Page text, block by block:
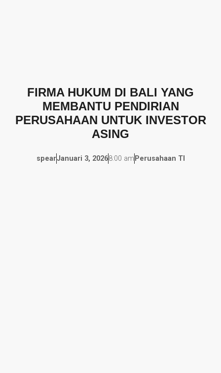
FIRMA HUKUM DI BALI YANG
MEMBANTU PENDIRIAN
PERUSAHAAN UNTUK INVESTOR
ASING
spearJanuari 3, 20268:00 am Perusahaan TI